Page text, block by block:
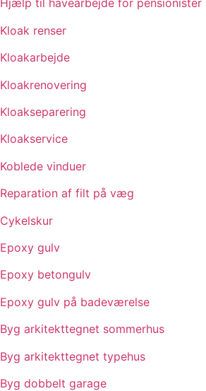
Hjælp til havearbejde for pensionister
Kloak renser
Kloakarbejde
Kloakrenovering
Kloakseparering
Kloakservice
Koblede vinduer
Reparation af filt på væg
Cykelskur
Epoxy gulv
Epoxy betongulv
Epoxy gulv på badeværelse
Byg arkitekttegnet sommerhus
Byg arkitekttegnet typehus
Byg dobbelt garage